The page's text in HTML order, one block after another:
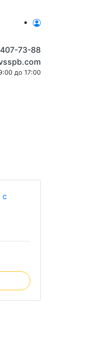
73-88
до 17:00